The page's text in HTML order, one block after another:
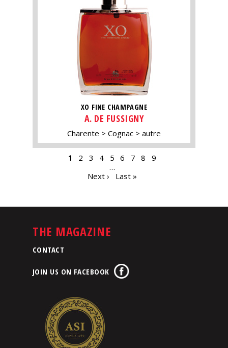
XO FINE CHAMPAGNE
A. DE FUSSIGNY
Charente Cognac autre
1 2 3 4 5 6 7 8
9
…
Next ›
Last »
THE MAGAZINE
CONTACT
JOIN US ON FACEBOOK